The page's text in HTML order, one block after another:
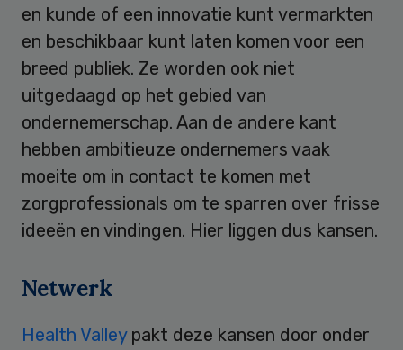
en kunde of een innovatie kunt vermarkten
en beschikbaar kunt laten komen voor een
breed publiek. Ze worden ook niet
uitgedaagd op het gebied van
ondernemerschap. Aan de andere kant
hebben ambitieuze ondernemers vaak
moeite om in contact te komen met
zorgprofessionals om te sparren over frisse
ideeën en vindingen. Hier liggen dus kansen.
Netwerk
Health Valleypakt deze kansen door onder